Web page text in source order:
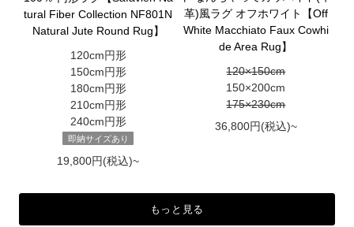
tural Fiber Collection NF801N
Natural Jute Round Rug】
120cm円形
150cm円形
180cm円形
210cm円形
240cm円形
即納サイズあり
19,800円(税込)~
革)風ラグ オフホワイト【Off
White Macchiato Faux Cowhi
de Area Rug】
120×150cm
150×200cm
175×230cm
36,800円(税込)~
もっと見る